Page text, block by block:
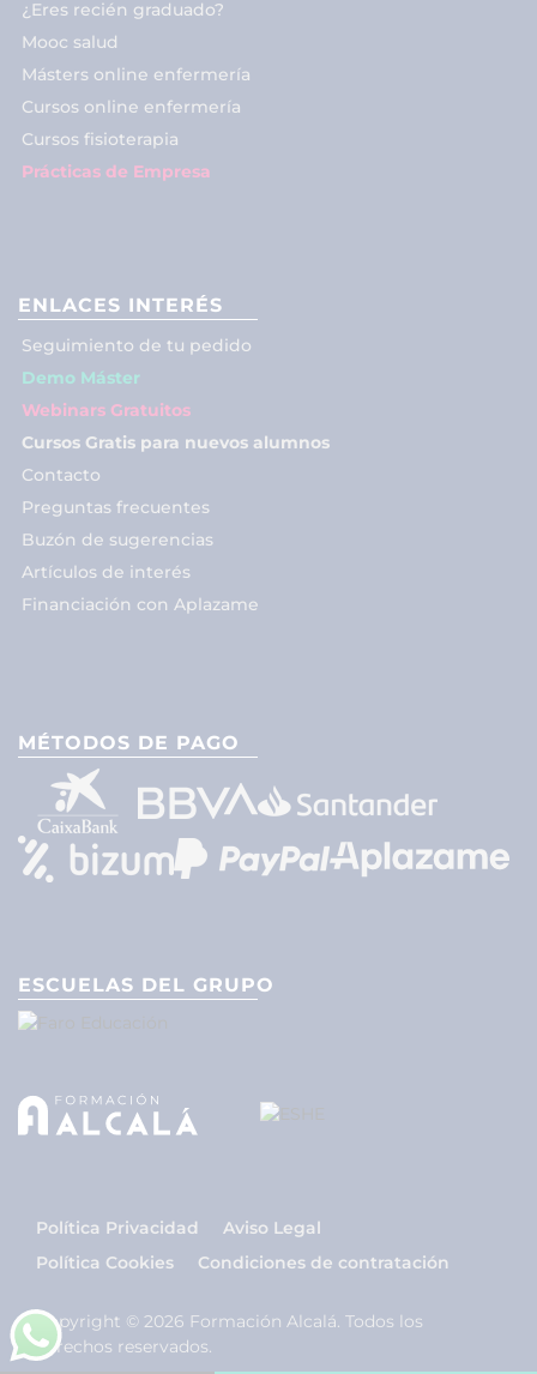
¿Eres recién graduado?
Mooc salud
Másters online enfermería
Cursos online enfermería
Cursos fisioterapia
Prácticas de Empresa
ENLACES INTERÉS
Seguimiento de tu pedido
Demo Máster
Webinars Gratuitos
Cursos Gratis para nuevos alumnos
Contacto
Preguntas frecuentes
Buzón de sugerencias
Artículos de interés
Financiación con Aplazame
MÉTODOS DE PAGO
ESCUELAS DEL GRUPO
Política Privacidad
Aviso Legal
Política Cookies
Condiciones de contratación
Copyright © 2026 Formación Alcalá. Todos los
derechos reservados.